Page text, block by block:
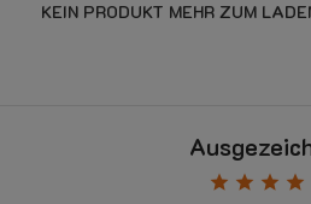
KEIN PRODUKT MEHR ZUM
star star star star